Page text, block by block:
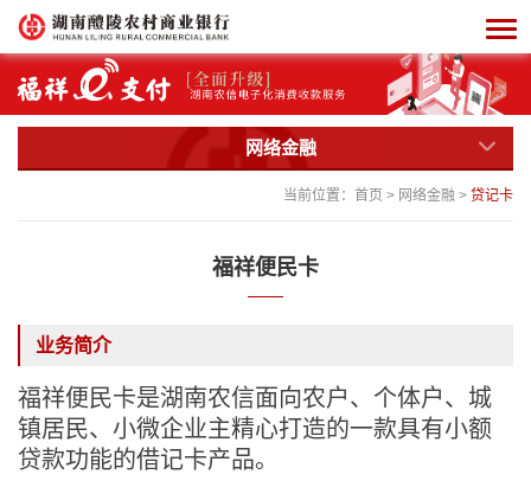
网络金融
当前位置： 首页 > 网络金融 > 贷记卡
福祥便民卡
业务简介
福祥便民卡是湖南农信面向农户、个体户、城
镇居民、小微企业主精心打造的一款具有小额
贷款功能的借记卡产品。